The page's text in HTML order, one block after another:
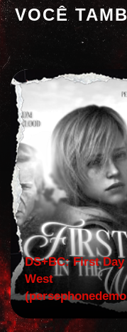
VOCÊ
DS+BC: First
West